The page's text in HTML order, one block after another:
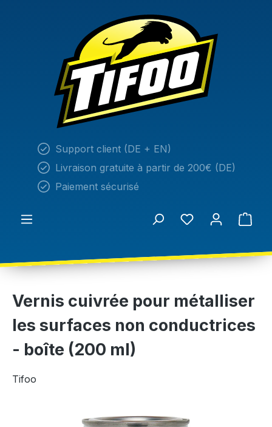
Support client (DE + EN)
Livraison gratuite à partir de 200€ (DE)
Paiement sécurisé
Vernis cuivrée pour métalliser
les surfaces non conductrices
- boîte (200 ml)
Tifoo
Ignorer la galerie d'images